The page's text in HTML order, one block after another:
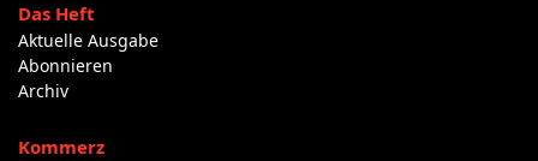
Das Heft
Aktuelle Ausgabe
Abonnieren
Archiv
Kommerz